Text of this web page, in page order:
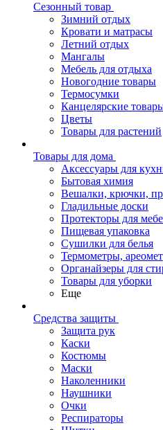
Сезонный товар
Зимний отдых
Кровати и матрасы
Летний отдых
Мангалы
Мебель для отдыха
Новогодние товары
Термосумки
Канцелярские
Цветы
Товары для растений
Товары для дома
Аксессуары для
Бытовая химия
Вешалки, крючки,
Гладильные доски
Протекторы для
Пищевая упаковка
Сушилки для белья
Термометры,
Органайзеры для
Товары для уборки
Еще
Средства защиты
Защита рук
Каски
Костюмы
Маски
Наколенники
Наушники
Очки
Респираторы